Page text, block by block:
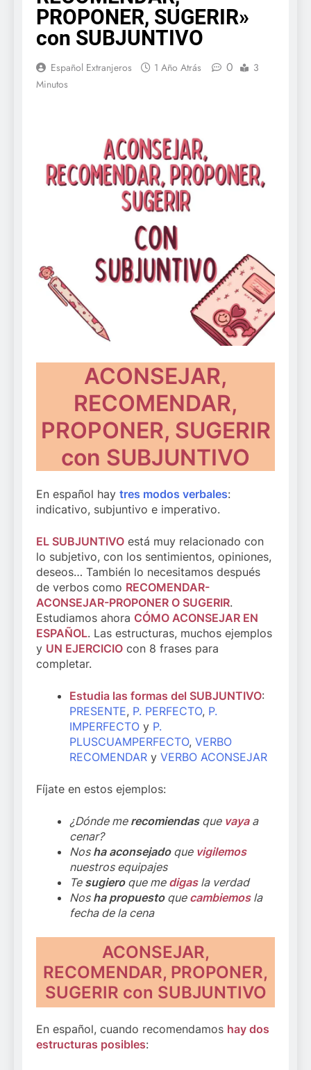
PROPONER, SUGERIR»
con SUBJUNTIVO
Español Extranjeros 1 Año Atrás 0
3
Minutos
ACONSEJAR,
RECOMENDAR,
PROPONER, SUGERIR
con SUBJUNTIVO
En español hay tres modos verbales:
indicativo, subjuntivo e imperativo.
EL SUBJUNTIVO está muy relacionado con
lo subjetivo, con los sentimientos, opiniones,
deseos… También lo necesitamos después
de verbos como RECOMENDAR-
ACONSEJAR-PROPONER O SUGERIR.
Estudiamos ahora CÓMO ACONSEJAR EN
ESPAÑOL. Las estructuras, muchos ejemplos
y UN EJERCICIO con 8 frases para
completar.
Estudia las formas del SUBJUNTIVO:
PRESENTE, P. PERFECTO, P.
IMPERFECTO y P.
PLUSCUAMPERFECTO, VERBO
RECOMENDAR y VERBO ACONSEJAR
Fíjate en estos ejemplos:
¿Dónde me recomiendasque vayaa
cenar?
Nos ha aconsejadoque vigilemos
nuestros equipajes
Te sugieroque me digasla verdad
Nos ha propuestoque cambiemosla
fecha de la cena
ACONSEJAR,
RECOMENDAR, PROPONER,
SUGERIR con SUBJUNTIVO
En español, cuando recomendamos hay dos
estructuras posibles: